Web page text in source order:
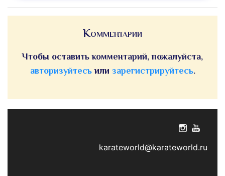
Комментарии
Чтобы оставить комментарий, пожалуйста,
авторизуйтесьили зарегистрируйтесь.
karateworld@karateworld.ru